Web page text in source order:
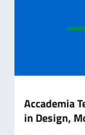
Accademia
in Design,